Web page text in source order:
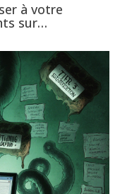
à votre
sur